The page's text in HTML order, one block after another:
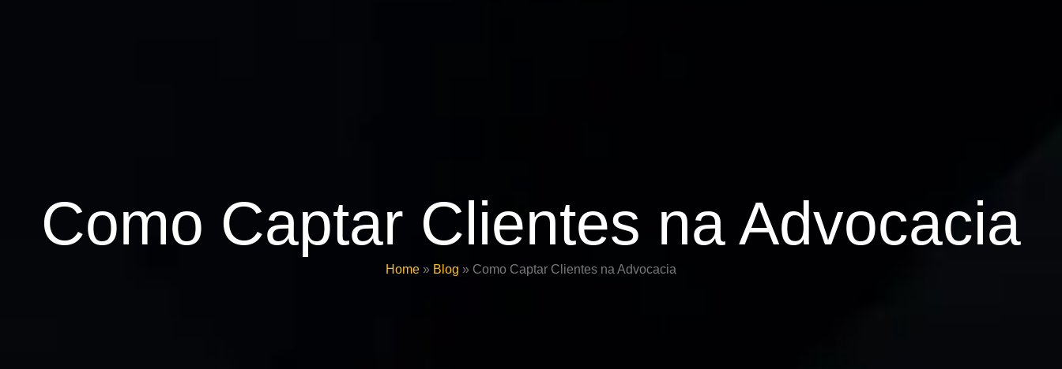
Como Captar Clientes na Advocacia​
Home » Blog » Como Captar Clientes na Advocacia​